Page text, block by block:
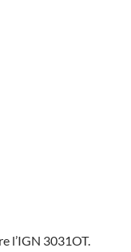
l’IGN 3031OT.